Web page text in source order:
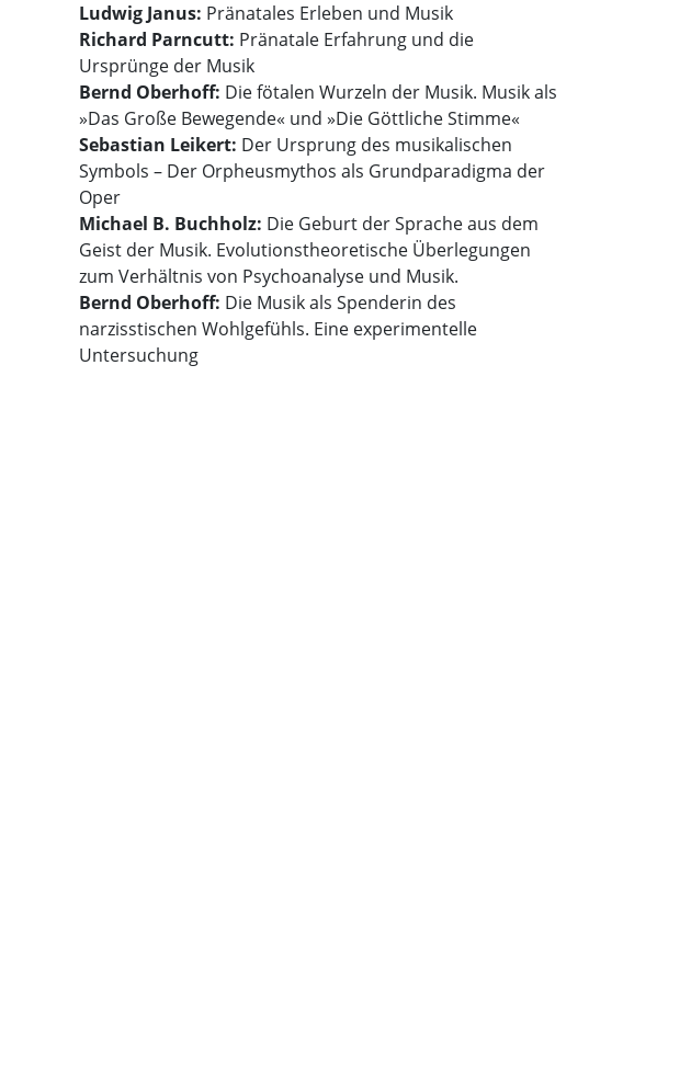
Ludwig Janus: Pränatales Erleben und Musik
Richard Parncutt: Pränatale Erfahrung und die
Ursprünge der Musik
Bernd Oberhoff: Die fötalen Wurzeln der Musik. Musik als
»Das Große Bewegende« und »Die Göttliche Stimme«
Sebastian Leikert: Der Ursprung des musikalischen
Symbols – Der Orpheusmythos als Grundparadigma der
Oper
Michael B. Buchholz: Die Geburt der Sprache aus dem
Geist der Musik. Evolutionstheoretische Überlegungen
zum Verhältnis von Psychoanalyse und Musik.
Bernd Oberhoff: Die Musik als Spenderin des
narzisstischen Wohlgefühls. Eine experimentelle
Untersuchung